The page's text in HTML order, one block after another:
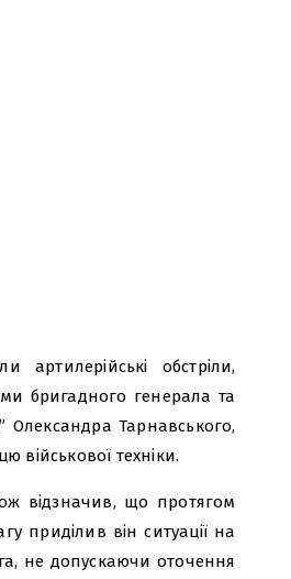
артилерійські обстріли,
бригадного генерала та
Олександра Тарнавського,
військової техніки.
відзначив, що протягом
приділив він ситуації на
не допускаючи оточення